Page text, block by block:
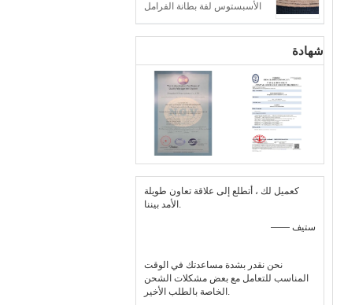
الأسبستوس لفة بطانة الفرامل
شهادة
كعميل لك ، أتطلع إلى علاقة تعاون طويلة
الأمد بيننا.
—— ستيف
نحن نقدر بشدة مساعدتك في الوقت
المناسب للتعامل مع بعض مشكلات الشحن
الخاصة بالطلب الأخير.